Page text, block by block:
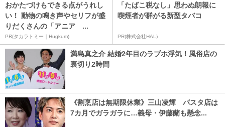
おかたづけもできる点がうれし
い！ 動物の鳴き声やセリフが盛
りだくさんの「アニア ...
PR(タカラトミー｜Hugkum)
「たばこ税なし」思わぬ朗報に
喫煙者が群がる新型タバコ
PR(株式会社HAL)
満島真之介 結婚2年目のラブホ浮気！風俗店の
裏切り2時間
《割烹店は無期限休業》三山凌輝 パスタ店は
7カ月でガラガラに…義母・伊藤蘭も懸念...